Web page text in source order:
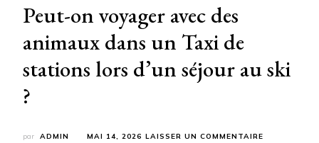
Peut-on voyager avec des
animaux dans un Taxi de
stations lors d’un séjour au ski
?
par ADMIN MAI 14, 2026 LAISSER UN COMMENTAIRE